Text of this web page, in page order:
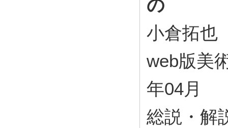
の
小倉拓也
web版美
年04月
総説・解